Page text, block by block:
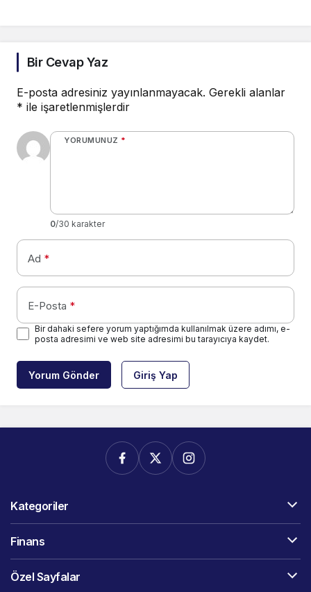
Bir Cevap Yaz
E-posta adresiniz yayınlanmayacak. Gerekli alanlar
* ile işaretlenmişlerdir
YORUMUNUZ *
0/30 karakter
Ad *
E-Posta *
Bir dahaki sefere yorum yaptığımda kullanılmak üzere adımı, e-
posta adresimi ve web site adresimi bu tarayıcıya kaydet.
Yorum Gönder Giriş Yap
Kategoriler
Finans
Özel Sayfalar